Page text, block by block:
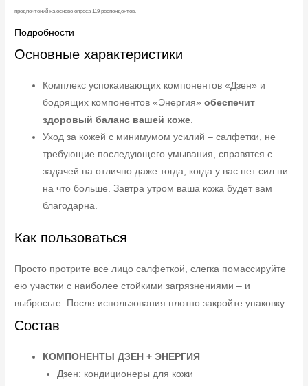
предпочтений на основе опроса 119 респондентов.
Подробности
Основные характеристики
Комплекс успокаивающих компонентов «Дзен» и
бодрящих компонентов «Энергия»обеспечит
здоровый баланс вашей коже.
Уход за кожей с минимумом усилий – салфетки, не
требующие последующего умывания, справятся с
задачей на отлично даже тогда, когда у вас нет сил ни
на что больше. Завтра утром ваша кожа будет вам
благодарна.
Как пользоваться
Просто протрите все лицо салфеткой, слегка помассируйте
ею участки с наиболее стойкими загрязнениями – и
выбросьте. После использования плотно закройте упаковку.
Состав
КОМПОНЕНТЫ ДЗЕН + ЭНЕРГИЯ
Дзен: кондиционеры для кожи